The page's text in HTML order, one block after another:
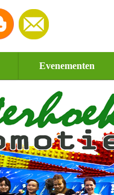
Evenementen